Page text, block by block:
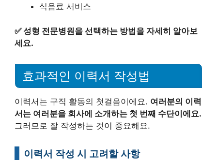
식음료 서비스
✅성형 전문병원을 선택하는 방법을 자세히 알아보
세요.
효과적인 이력서 작성법
이력서는 구직 활동의 첫걸음이에요. 여러분의 이력
서는 여러분을 회사에 소개하는 첫 번째 수단이에요.
그러므로 잘 작성하는 것이 중요해요.
이력서 작성 시 고려할 사항